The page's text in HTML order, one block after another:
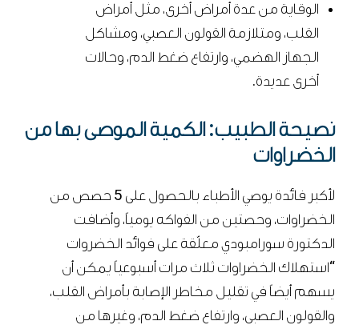
الوقاية من عدة أمراض أخرى، مثل أمراض
القلب، ومتلازمة القولون العصبي، ومشاكل
الجهاز الهضمي، وارتفاع ضغط الدم، وحالات
أخرى عديدة.
نصيحة الطبيب: الكمية الموصى بها من
الخضراوات
لأكبر فائدة يوصي الأطباء بالحصول على 5 حصص من
الخضراوات، وحصتين من الفواكه يومياً، وأضافت
الدكتورة سورامبودي معلّقة على فوائد الخضروات
“استهلاك الخضراوات ثلاث مرات أسبوعياً يمكن أن
يسهم أيضاً في تقليل مخاطر الإصابة بأمراض القلب،
والقولون العصبي، وارتفاع ضغط الدم، وغيرها من